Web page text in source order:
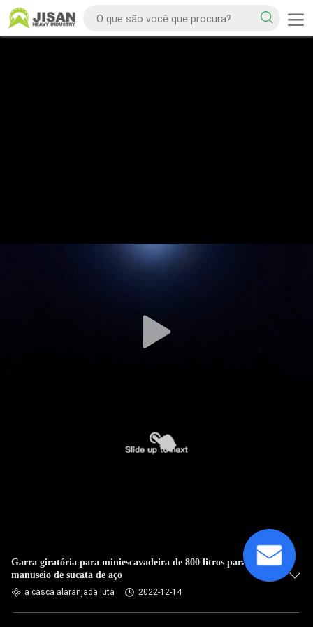
Garra giratória para miniescavadeira de 800 litros para
manuseio de sucata de aço
a casca alaranjada luta 2022-12-14